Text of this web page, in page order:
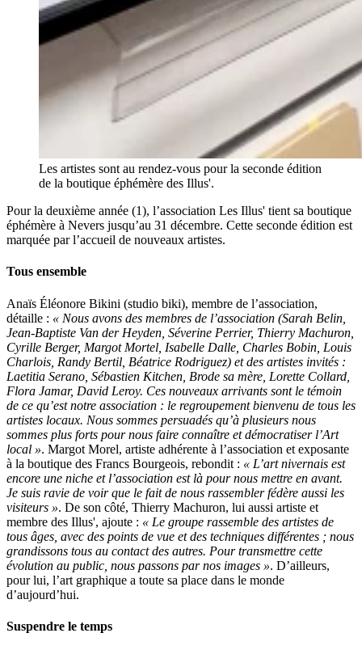
Les artistes sont au rendez-vous pour la seconde édition
de la boutique éphémère des Illus'.
Pour la deuxième année (1), l’association Les Illus' tient sa boutique
éphémère à Nevers jusqu’au 31 décembre. Cette seconde édition est
marquée par l’accueil de nouveaux artistes.
Tous ensemble
Anaïs Éléonore Bikini (studio biki), membre de l’association,
détaille : « Nous avons des membres de l’association (Sarah Belin,
Jean-Baptiste Van der Heyden, Séverine Perrier, Thierry Machuron,
Cyrille Berger, Margot Mortel, Isabelle Dalle, Charles Bobin, Louis
Charlois, Randy Bertil, Béatrice Rodriguez) et des artistes invités :
Laetitia Serano, Sébastien Kitchen, Brode sa mère, Lorette Collard,
Flora Jamar, David Leroy. Ces nouveaux arrivants sont le témoin
de ce qu’est notre association : le regroupement bienvenu de tous les
artistes locaux. Nous sommes persuadés qu’à plusieurs nous
sommes plus forts pour nous faire connaître et démocratiser l’Art
local ». Margot Morel, artiste adhérente à l’association et exposante
à la boutique des Francs Bourgeois, rebondit : « L’art nivernais est
encore une niche et l’association est là pour nous mettre en avant.
Je suis ravie de voir que le fait de nous rassembler fédère aussi les
visiteurs ». De son côté, Thierry Machuron, lui aussi artiste et
membre des Illus', ajoute : « Le groupe rassemble des artistes de
tous âges, avec des points de vue et des techniques différentes ; nous
grandissons tous au contact des autres. Pour transmettre cette
évolution au public, nous passons par nos images ». D’ailleurs,
pour lui, l’art graphique a toute sa place dans le monde
d’aujourd’hui.
Suspendre le temps